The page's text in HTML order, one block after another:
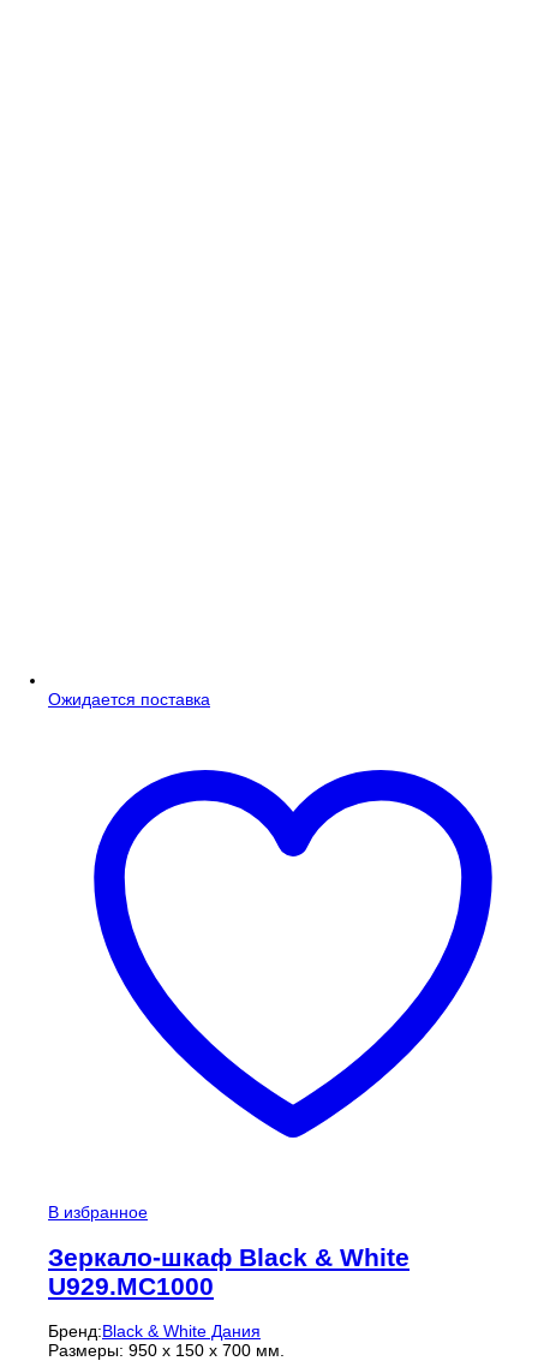
Ожидается поставка
В избранное
Зеркало-шкаф Black & White
U929.MC1000
Бренд:Black & White Дания
Размеры: 950 х 150 х 700 мм.